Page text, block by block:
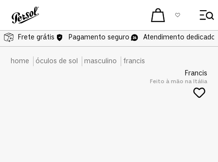
Frete grátis Pagamento seguro Atendimento dedicado
óculos de sol masculino
francis
Francis
Feito à mão na Itália